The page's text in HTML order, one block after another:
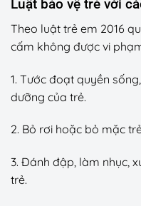
Luật bảo vệ trẻ với
Theo luật trẻ em 2016
cấm không được vi
1. Tước đoạt quyền
dưỡng của trẻ.
2. Bỏ rơi hoặc bỏ mặc
3. Đánh đập, làm nhục,
trẻ.